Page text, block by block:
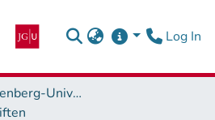
Log In
Johannes Gutenberg-Universität Mainz